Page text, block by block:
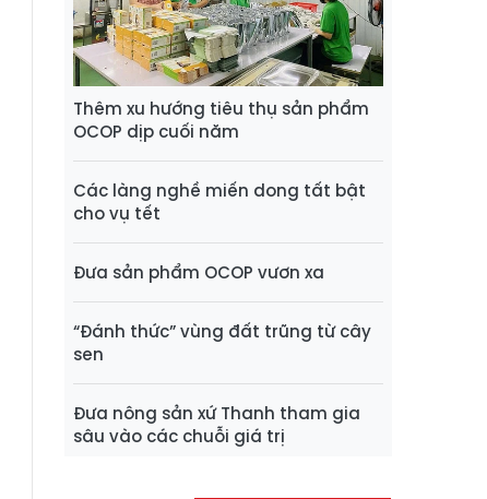
Thêm xu hướng tiêu thụ sản phẩm
OCOP dịp cuối năm
Các làng nghề miến dong tất bật
cho vụ tết
Đưa sản phẩm OCOP vươn xa
“Đánh thức” vùng đất trũng từ cây
sen
Đưa nông sản xứ Thanh tham gia
sâu vào các chuỗi giá trị